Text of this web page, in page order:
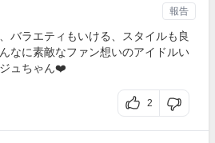
バラエティもいける、スタイルも良
なに素敵なファン想いのアイドルい
ュちゃん❤️
2
報告